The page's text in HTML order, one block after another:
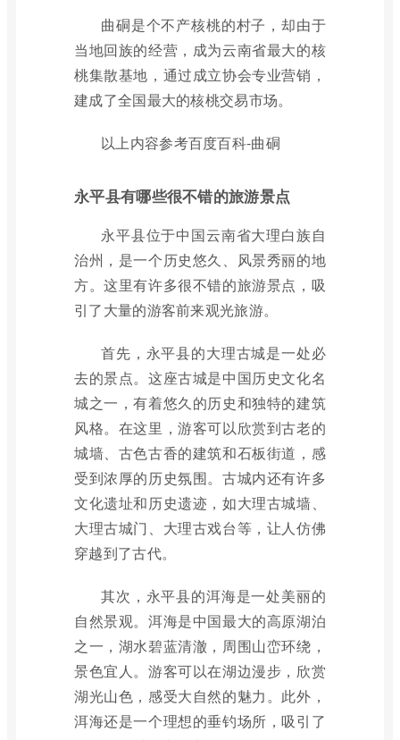
曲硐是个不产核桃的村子，却由于
当地回族的经营，成为云南省最大的核
桃集散基地，通过成立协会专业营销，
建成了全国最大的核桃交易市场。
以上内容参考百度百科-曲硐
永平县有哪些很不错的旅游景点
永平县位于中国云南省大理白族自
治州，是一个历史悠久、风景秀丽的地
方。这里有许多很不错的旅游景点，吸
引了大量的游客前来观光旅游。
首先，永平县的大理古城是一处必
去的景点。这座古城是中国历史文化名
城之一，有着悠久的历史和独特的建筑
风格。在这里，游客可以欣赏到古老的
城墙、古色古香的建筑和石板街道，感
受到浓厚的历史氛围。古城内还有许多
文化遗址和历史遗迹，如大理古城墙、
大理古城门、大理古戏台等，让人仿佛
穿越到了古代。
其次，永平县的洱海是一处美丽的
自然景观。洱海是中国最大的高原湖泊
之一，湖水碧蓝清澈，周围山峦环绕，
景色宜人。游客可以在湖边漫步，欣赏
湖光山色，感受大自然的魅力。此外，
洱海还是一个理想的垂钓场所，吸引了